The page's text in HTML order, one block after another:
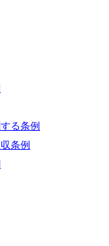
る条例
条例